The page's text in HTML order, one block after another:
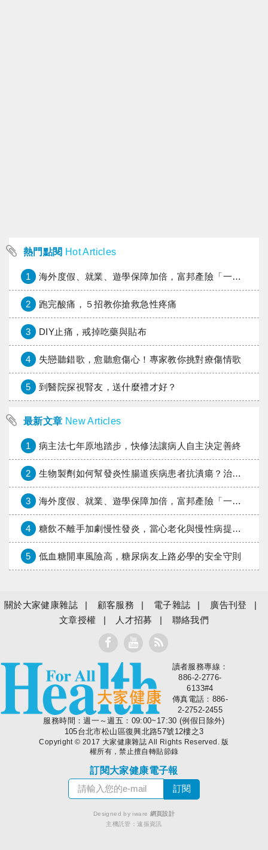
熱門點閱 Hot Articles
1 海外度假、就業、遊學保障加倍，富邦產險「一期逐夢」專案加碼遠距醫療與緊急救援
2 跑完酸痛，５招教你搶救急性疼痛
3 DIY止痛，戒掉吃藥與貼布
4 失戀聽錯歌，愈聽愈傷心！專家教你挑對療傷情歌
5 到醫院探視腎友，送什麼禮才好？
最新文章 New Articles
1 病主法七年原地踏步，快修法讓病人自主決定善終
2 生物製劑如何幫發炎性腸道疾病患者抗潰瘍？治療進展與健保給付困境一次看
3 海外度假、就業、遊學保障加倍，富邦產險「一期逐夢」專案加碼遠距醫療與緊急救援
4 糖飲不離手加劇慢性發炎，當心老化與慢性病提早報到
5 低血糖開車風險高，糖尿病友上路必學的安全守則
關於大家健康雜誌 顧客服務 電子雜誌
廣告刊登
文章授權
人才招募 聯絡我們
大家健康
讀者服務專線：
886-2-2776-
6133#4
傳真電話：886-
2-2752-2455
服務時間：週一～週五：09:00~17:30 (例假日除外)
105台北市松山區復興北路57號12樓之3
Copyright © 2017 大家健康雜誌 All Rights Reserved. 版
權所有，禁止擅自轉貼節錄
訂閱大家健康電子報
Designed by iware 網頁設計
主機託管：遠振資訊